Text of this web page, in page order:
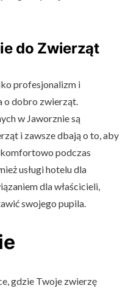
do Zwierząt
profesjonalizm i
o dobro zwierząt.
w Jaworznie są
i zawsze dbają o to, aby
komfortowo podczas
usługi hotelu dla
dla właścicieli,
swojego pupila.
gdzie Twoje zwierzę